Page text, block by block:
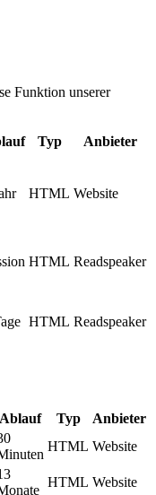
Funktion unserer
Typ Anbieter
HTML Website
HTML Readspeaker
HTML Readspeaker
Ablauf Typ
Anbieter
HTML Website
HTML Website